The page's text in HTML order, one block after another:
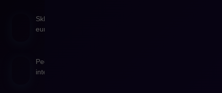
Sklep dostosowany do wymagań różnych rynków
europejskich i globalnych
Pełne wsparcie dla języków, walut, podatków i lokalnych
integracji